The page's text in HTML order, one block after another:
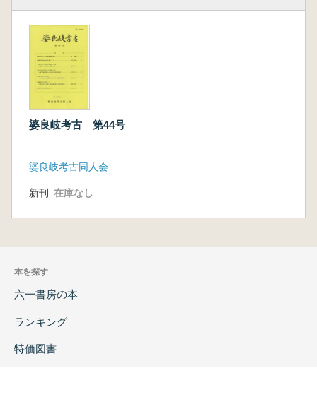
婆良岐考古 第44号
婆良岐考古同人会
新刊 在庫なし
本を探す
六一書房の本
ランキング
特価図書